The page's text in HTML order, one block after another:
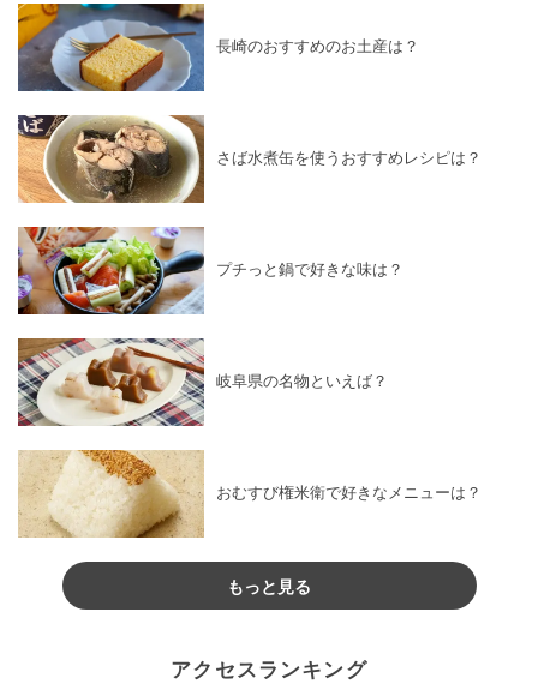
長崎のおすすめのお土産は？
さば水煮缶を使うおすすめレシピは？
プチっと鍋で好きな味は？
岐阜県の名物といえば？
おむすび権米衛で好きなメニューは？
もっと見る
アクセスランキング